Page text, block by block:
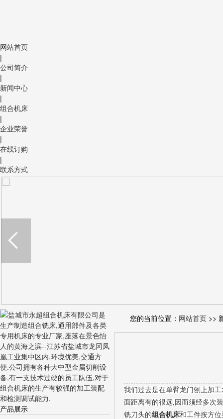
网站首页
|
公司简介
|
新闻中心
|
组合机床
|
企业荣誉
|
在线订购
|
联系方式
产品展示
您的当前位置： 网站首页 >>
我们过去是在单臂龙门刨上加
面距离有的很远,因而须经多次
铣刀头的组合机床和工件按方